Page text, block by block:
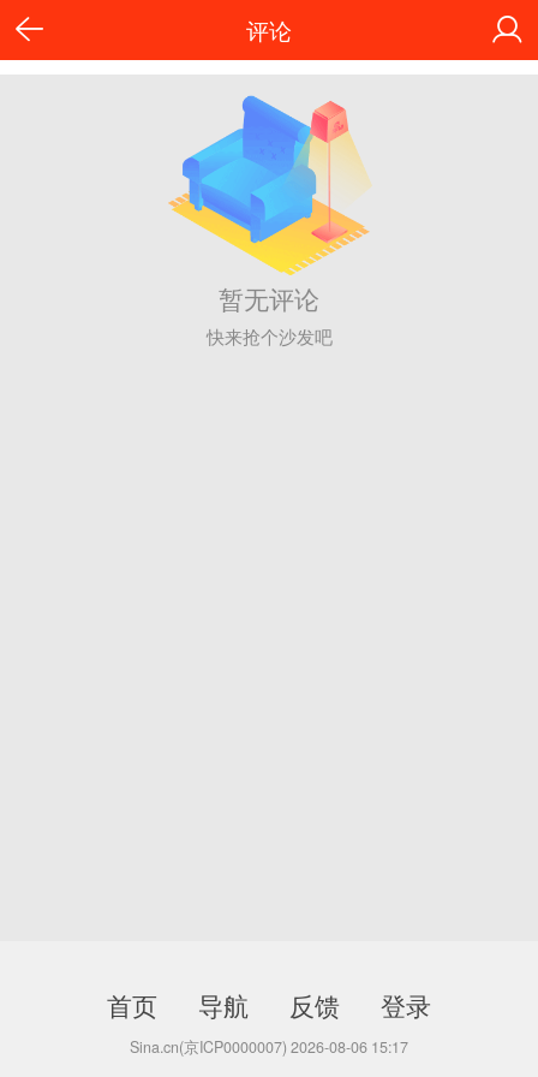
评论
暂无评论
快来抢个沙发吧
首页 导航 反馈 登录
Sina.cn(京ICP0000007) 2026-08-06 15:17